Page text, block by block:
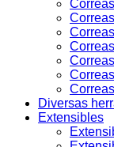
Diversas
Extensibles